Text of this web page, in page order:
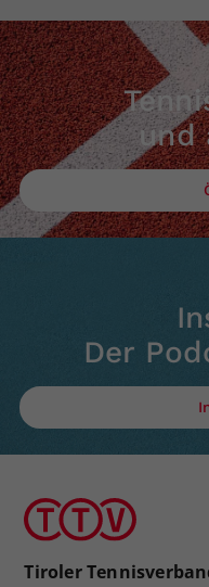
und
Der
Tiroler